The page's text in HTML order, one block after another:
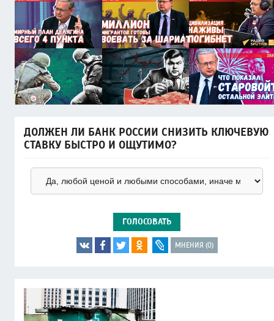
ДОЛЖЕН ЛИ БАНК РОССИИ СНИЗИТЬ КЛЮЧЕВУЮ
СТАВКУ БЫСТРО И ОЩУТИМО?
ГОЛОСОВАТЬ
МНЕНИЯ (0)